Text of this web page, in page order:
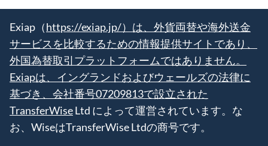
Exiap（https://exiap.jp/）は、外貨両替や海外送金
サービスを比較するための情報提供サイトであり、
外国為替取引プラットフォームではありません。
Exiapは、イングランドおよびウェールズの法律に
基づき、会社番号07209813で設立された
TransferWiseLtd によって運営されています。な
お、WiseはTransferWise Ltdの商号です。